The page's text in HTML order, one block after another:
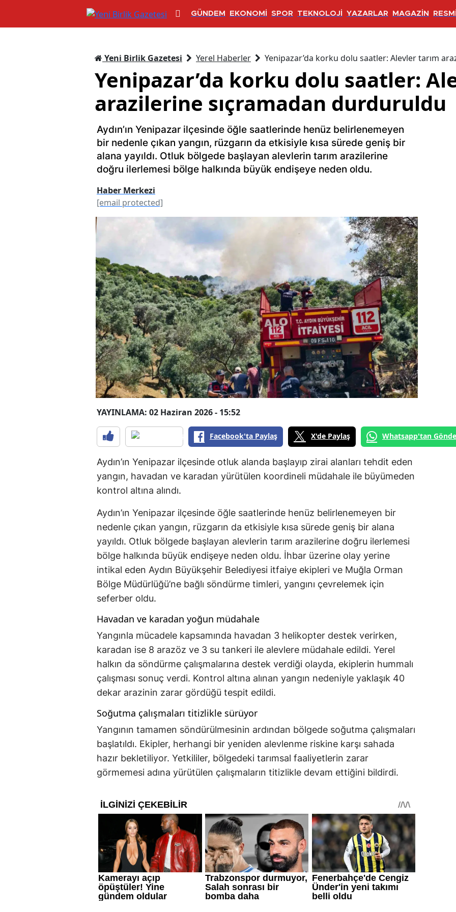
GÜNDEM EKONOMİ SPOR TEKNOLOJİ YAZARLAR MAGAZİN
Yeni Birlik Gazetesi Yerel Haberler Yenipazar’da korku dolu saatler: Alevler tarım
Yenipazar’da korku dolu saatler:
arazilerine sıçramadan durduruldu
Aydın’ın Yenipazar ilçesinde öğle saatlerinde henüz belirlenemeyen
bir nedenle çıkan yangın, rüzgarın da etkisiyle kısa sürede geniş bir
alana yayıldı. Otluk bölgede başlayan alevlerin tarım arazilerine
doğru ilerlemesi bölge halkında büyük endişeye neden oldu.
Haber Merkezi
[email protected]
YAYINLAMA: 02 Haziran 2026 - 15:52
Facebook'ta Paylaş X'de Paylaş Whatsapp'tan
Aydın’ın Yenipazar ilçesinde otluk alanda başlayıp zirai alanları tehdit eden
yangın, havadan ve karadan yürütülen koordineli müdahale ile büyümeden
kontrol altına alındı.
Aydın’ın Yenipazar ilçesinde öğle saatlerinde henüz belirlenemeyen bir
nedenle çıkan yangın, rüzgarın da etkisiyle kısa sürede geniş bir alana
yayıldı. Otluk bölgede başlayan alevlerin tarım arazilerine doğru ilerlemesi
bölge halkında büyük endişeye neden oldu. İhbar üzerine olay yerine
intikal eden Aydın Büyükşehir Belediyesi itfaiye ekipleri ve Muğla Orman
Bölge Müdürlüğü’ne bağlı söndürme timleri, yangını çevrelemek için
seferber oldu.
Havadan ve karadan yoğun müdahale
Yangınla mücadele kapsamında havadan 3 helikopter destek verirken,
karadan ise 8 arazöz ve 3 su tankeri ile alevlere müdahale edildi. Yerel
halkın da söndürme çalışmalarına destek verdiği olayda, ekiplerin hummalı
çalışması sonuç verdi. Kontrol altına alınan yangın nedeniyle yaklaşık 40
dekar arazinin zarar gördüğü tespit edildi.
Soğutma çalışmaları titizlikle sürüyor
Yangının tamamen söndürülmesinin ardından bölgede soğutma çalışmaları
başlatıldı. Ekipler, herhangi bir yeniden alevlenme riskine karşı sahada
hazır bekletiliyor. Yetkililer, bölgedeki tarımsal faaliyetlerin zarar
görmemesi adına yürütülen çalışmaların titizlikle devam ettiğini bildirdi.